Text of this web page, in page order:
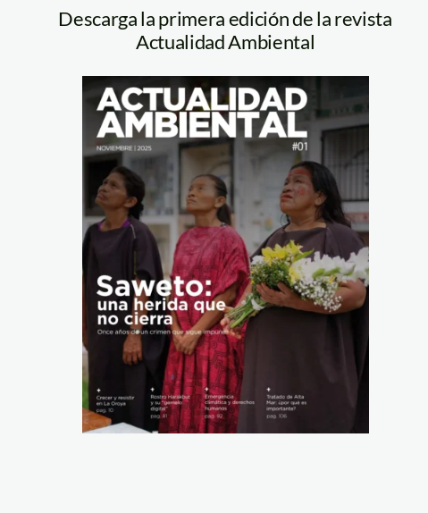
Descarga la primera edición de la revista
Actualidad Ambiental